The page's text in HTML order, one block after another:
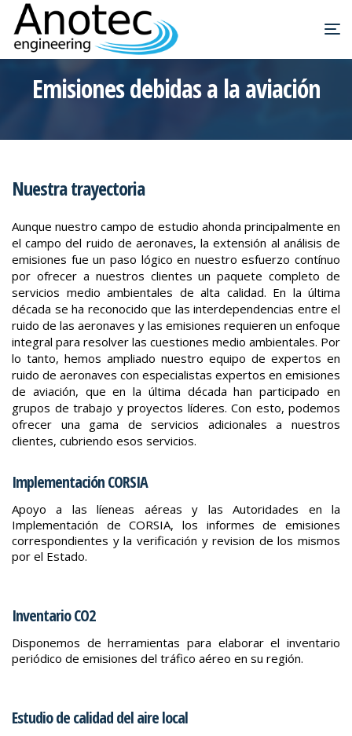
Emisiones debidas a la aviación
Nuestra trayectoria
Aunque nuestro campo de estudio ahonda principalmente en
el campo del ruido de aeronaves, la extensión al análisis de
emisiones fue un paso lógico en nuestro esfuerzo contínuo
por ofrecer a nuestros clientes un paquete completo de
servicios medio ambientales de alta calidad. En la última
década se ha reconocido que las interdependencias entre el
ruido de las aeronaves y las emisiones requieren un enfoque
integral para resolver las cuestiones medio ambientales. Por
lo tanto, hemos ampliado nuestro equipo de expertos en
ruido de aeronaves con especialistas expertos en emisiones
de aviación, que en la última década han participado en
grupos de trabajo y proyectos líderes. Con esto, podemos
ofrecer una gama de servicios adicionales a nuestros
clientes, cubriendo esos servicios.
Implementación CORSIA
Apoyo a las líeneas aéreas y las Autoridades en la
Implementación de CORSIA, los informes de emisiones
correspondientes y la verificación y revision de los mismos
por el Estado.
Inventario CO2
Disponemos de herramientas para elaborar el inventario
periódico de emisiones del tráfico aéreo en su región.
Estudio de calidad del aire local